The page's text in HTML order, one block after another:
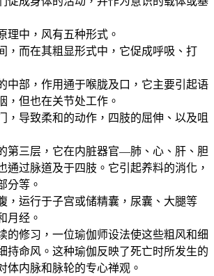
中，风有五种形式。
，而在其粗显形式中，它促成呼吸、打
中部，作用通于喉胧及口，它主要引起语
，但也在关节处工作。
，导致柔和的动作，四肢的屈伸、以及咀
第三层，它在内脏器官—肺、心、肝、胆
通过脉道及于四肢。它引起养料的消化，
分等。
，运行于子宫或储精囊，尿囊、大腿等
月经。
修习，一位瑜伽师设法使这些粗风和细
持命风。这种瑜伽反映了死亡时所发生的
体内脉和脉轮的专心禅观。